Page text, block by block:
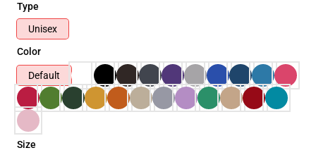
Type
Unisex
Color
Default
Size